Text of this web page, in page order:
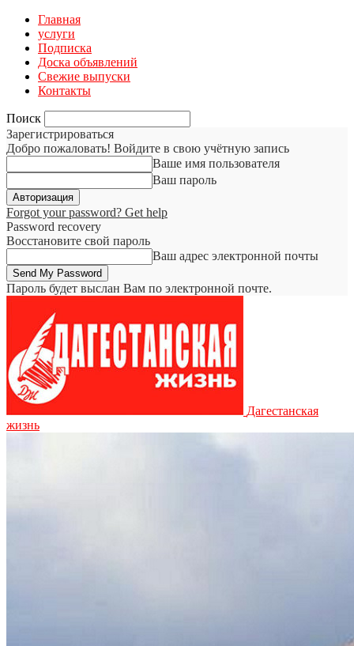
Главная
услуги
Подписка
Доска объявлений
Свежие выпуски
Контакты
Поиск
Зарегистрироваться
Добро пожаловать! Войдите в свою учётную запись
Ваше имя пользователя
Ваш пароль
Forgot your password? Get help
Password recovery
Восстановите свой пароль
Ваш адрес электронной почты
Пароль будет выслан Вам по электронной почте.
Дагестанская
жизнь